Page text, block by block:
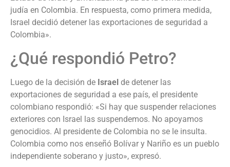
judía en Colombia. En respuesta, como primera medida,
Israel decidió detener las exportaciones de seguridad a
Colombia».
¿Qué respondió Petro?
Luego de la decisión de Israel de detener las
exportaciones de seguridad a ese país, el presidente
colombiano respondió: «Si hay que suspender relaciones
exteriores con Israel las suspendemos. No apoyamos
genocidios. Al presidente de Colombia no se le insulta.
Colombia como nos enseñó Bolívar y Nariño es un pueblo
independiente soberano y justo», expresó.